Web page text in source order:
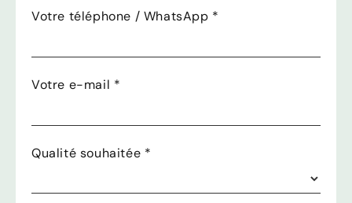
Votre téléphone / WhatsApp *
Votre e-mail *
Qualité souhaitée *